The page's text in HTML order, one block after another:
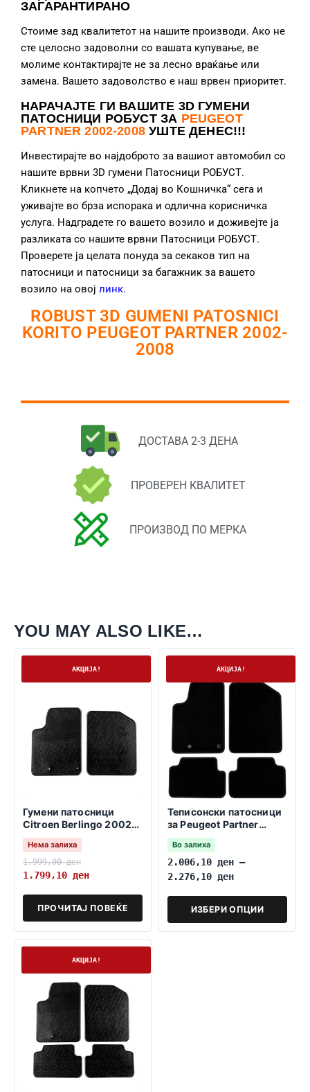
ЗАГАРАНТИРАНО
Стоиме зад квалитетот на нашите производи. Ако не
сте целосно задоволни со вашата купување, ве
молиме контактирајте не за лесно враќање или
замена. Вашето задоволство е наш врвен приоритет.
НАРАЧАЈТЕ ГИ ВАШИТЕ 3D ГУМЕНИ
ПАТОСНИЦИ РОБУСТ ЗА PEUGEOT
PARTNER 2002-2008 УШТЕ ДЕНЕС!!!
Инвестирајте во најдоброто за вашиот автомобил со
нашите врвни 3D гумени Патосници РОБУСТ.
Кликнете на копчето „Додај во Кошничка“ сега и
уживајте во брза испорака и одлична корисничка
услуга. Надградете го вашето возило и доживејте ја
разликата со нашите врвни Патосници РОБУСТ.
Проверете ја целата понуда за секаков тип на
патосници и патосници за багажник за вашето
возило на овој линк.
ROBUST 3D GUMENI PATOSNICI
KORITO PEUGEOT PARTNER 2002-
2008
ДОСТАВА 2-3 ДЕНА
ПРОВЕРЕН КВАЛИТЕТ
ПРОИЗВОД ПО МЕРКА
YOU MAY ALSO LIKE…
Нема залихаАКЦИЈА!
Гумени патосници
Citroen Berlingo 2002-
2007 kargo
Нема залиха
1.999,00ден
1.799,10 ден
ПРОЧИТАЈ ПОВЕЌЕ
АКЦИЈА!
Теписонски патосници
за Peugeot Partner
1996-2008
Во залиха
2.006,10 ден –
2.276,10 ден
ИЗБЕРИ ОПЦИИ
АКЦИЈА!